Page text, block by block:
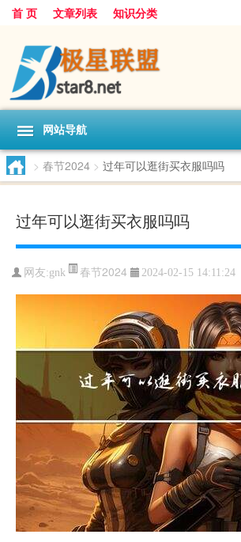
首 页 文章列表 知识分类
网站导航
> 春节2024 > 过年可以逛街买衣服吗吗
过年可以逛街买衣服吗吗
网友:gnk 春节2024 2024-02-15 14:11:24